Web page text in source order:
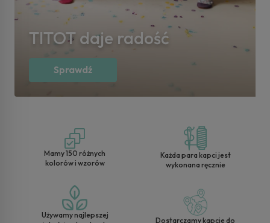
TITOT daje radość
Sprawdź
Mamy 150 różnych
kolorów i wzorów
Każda para kapci jest
wykonana ręcznie
Używamy najlepszej
Dostarczamy kapcie do